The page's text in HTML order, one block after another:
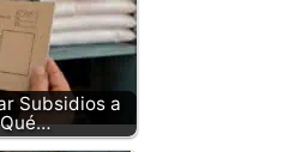
Subsidios a